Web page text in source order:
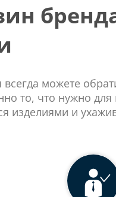
бренда
всегда можете
то, что нужно
изделиями и